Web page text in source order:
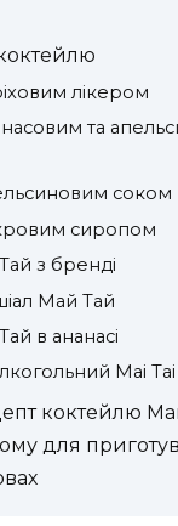
лікером
та
соком
сиропом
з бренді
Май Тай
в ананасі
Mai Tai
коктейлю
для